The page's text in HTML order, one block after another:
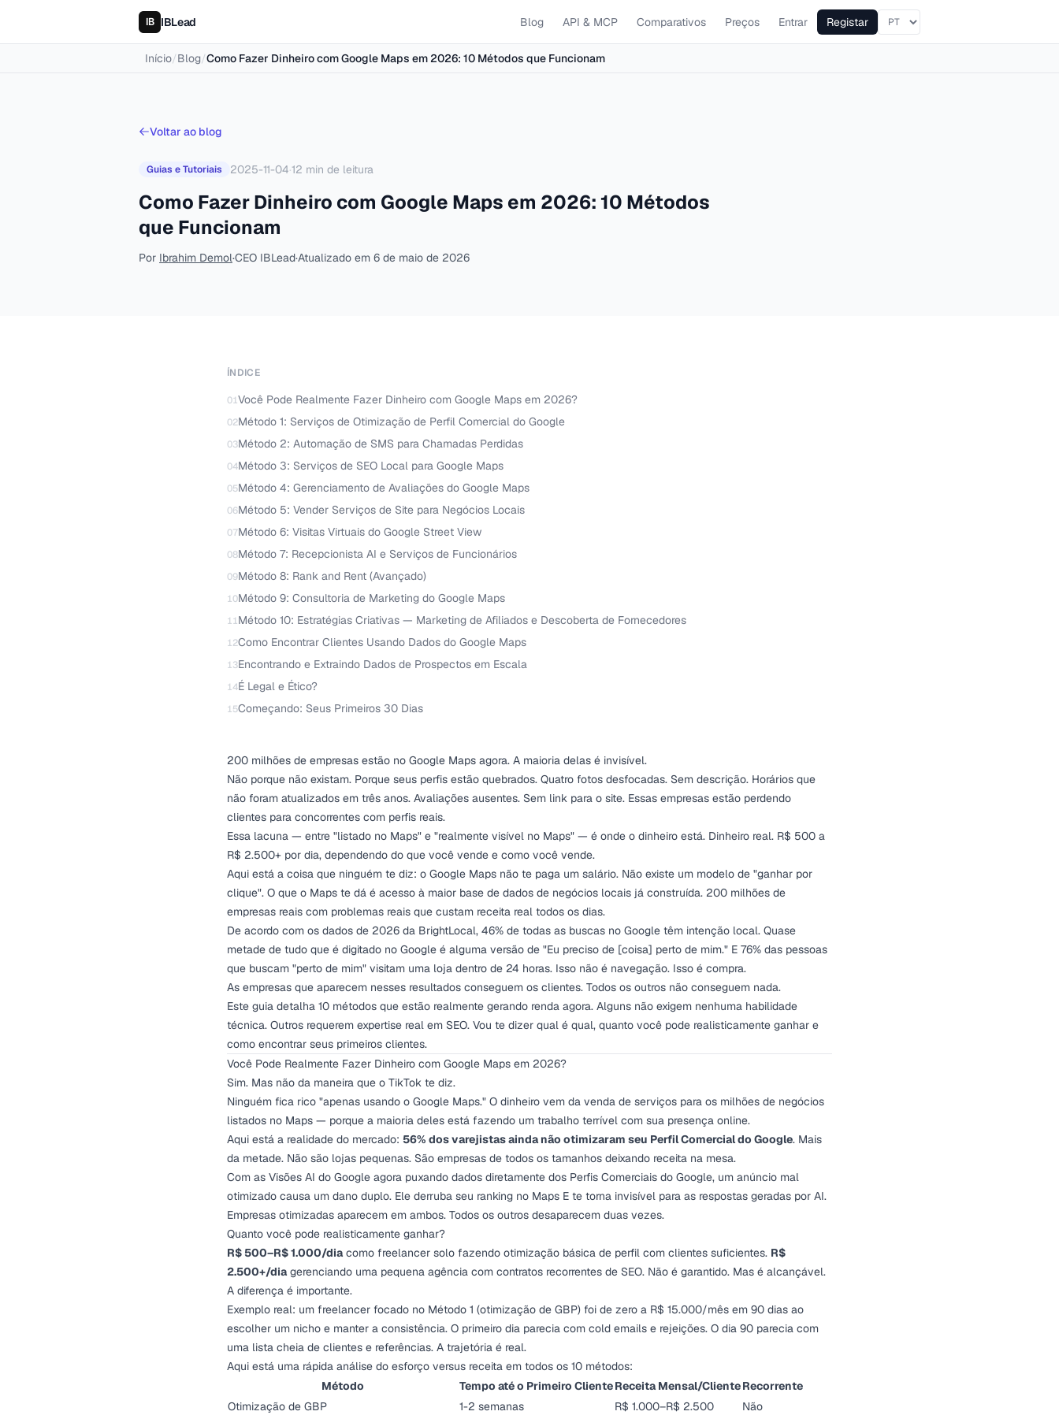
IBLead Blog API & MCP Comparativos Preços Entrar Registar
Início/Blog/Como Fazer Dinheiro com Google Maps em 2026: 10 Métodos que Funcionam
Voltar ao blog
Guias e Tutoriais 2025-11-04·12 min de leitura
Como Fazer Dinheiro com Google Maps em 2026: 10 Métodos
que Funcionam
Por Ibrahim Demol·CEO IBLead·Atualizado em 6 de maio de 2026
ÍNDICE
01Você Pode Realmente Fazer Dinheiro com Google Maps em 2026?
02Método 1: Serviços de Otimização de Perfil Comercial do Google
03Método 2: Automação de SMS para Chamadas Perdidas
04Método 3: Serviços de SEO Local para Google Maps
05Método 4: Gerenciamento de Avaliações do Google Maps
06Método 5: Vender Serviços de Site para Negócios Locais
07Método 6: Visitas Virtuais do Google Street View
08Método 7: Recepcionista AI e Serviços de Funcionários
09Método 8: Rank and Rent (Avançado)
10Método 9: Consultoria de Marketing do Google Maps
11Método 10: Estratégias Criativas — Marketing de Afiliados e Descoberta de Fornecedores
12Como Encontrar Clientes Usando Dados do Google Maps
13Encontrando e Extraindo Dados de Prospectos em Escala
14É Legal e Ético?
15Começando: Seus Primeiros 30 Dias
200 milhões de empresas estão no Google Maps agora. A maioria delas é invisível.
Não porque não existam. Porque seus perfis estão quebrados. Quatro fotos desfocadas. Sem descrição. Horários que
não foram atualizados em três anos. Avaliações ausentes. Sem link para o site. Essas empresas estão perdendo
clientes para concorrentes com perfis reais.
Essa lacuna — entre "listado no Maps" e "realmente visível no Maps" — é onde o dinheiro está. Dinheiro real. R$ 500 a
R$ 2.500+ por dia, dependendo do que você vende e como você vende.
Aqui está a coisa que ninguém te diz: o Google Maps não te paga um salário. Não existe um modelo de "ganhar por
clique". O que o Maps te dá é acesso à maior base de dados de negócios locais já construída. 200 milhões de
empresas reais com problemas reais que custam receita real todos os dias.
De acordo com os dados de 2026 da BrightLocal, 46% de todas as buscas no Google têm intenção local. Quase
metade de tudo que é digitado no Google é alguma versão de "Eu preciso de [coisa] perto de mim." E 76% das pessoas
que buscam "perto de mim" visitam uma loja dentro de 24 horas. Isso não é navegação. Isso é compra.
As empresas que aparecem nesses resultados conseguem os clientes. Todos os outros não conseguem nada.
Este guia detalha 10 métodos que estão realmente gerando renda agora. Alguns não exigem nenhuma habilidade
técnica. Outros requerem expertise real em SEO. Vou te dizer qual é qual, quanto você pode realisticamente ganhar e
como encontrar seus primeiros clientes.
Você Pode Realmente Fazer Dinheiro com Google Maps em 2026?
Sim. Mas não da maneira que o TikTok te diz.
Ninguém fica rico "apenas usando o Google Maps." O dinheiro vem da venda de serviços para os milhões de negócios
listados no Maps — porque a maioria deles está fazendo um trabalho terrível com sua presença online.
Aqui está a realidade do mercado: 56% dos varejistas ainda não otimizaram seu Perfil Comercial do Google. Mais
da metade. Não são lojas pequenas. São empresas de todos os tamanhos deixando receita na mesa.
Com as Visões AI do Google agora puxando dados diretamente dos Perfis Comerciais do Google, um anúncio mal
otimizado causa um dano duplo. Ele derruba seu ranking no Maps E te torna invisível para as respostas geradas por AI.
Empresas otimizadas aparecem em ambos. Todos os outros desaparecem duas vezes.
Quanto você pode realisticamente ganhar?
R$ 500–R$ 1.000/diacomo freelancer solo fazendo otimização básica de perfil com clientes suficientes. R$
2.500+/diagerenciando uma pequena agência com contratos recorrentes de SEO. Não é garantido. Mas é alcançável.
A diferença é importante.
Exemplo real: um freelancer focado no Método 1 (otimização de GBP) foi de zero a R$ 15.000/mês em 90 dias ao
escolher um nicho e manter a consistência. O primeiro dia parecia com cold emails e rejeições. O dia 90 parecia com
uma lista cheia de clientes e referências. A trajetória é real.
Aqui está uma rápida análise do esforço versus receita em todos os 10 métodos:
Método
Tempo até o Primeiro ClienteReceita Mensal/ClienteRecorrente
Otimização de GBP
1-2 semanas R$ 1.000–R$ 2.500
Não